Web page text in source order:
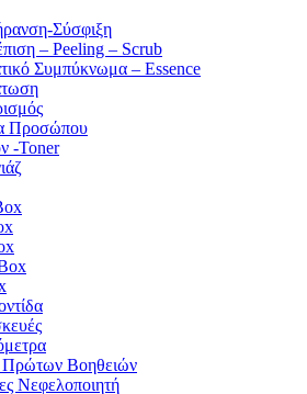
Σύσφιξη
– Peeling – Scrub
Συμπύκνωμα – Essence
Προσώπου
-Toner
Πρώτων Βοηθειών
Νεφελοποιητή